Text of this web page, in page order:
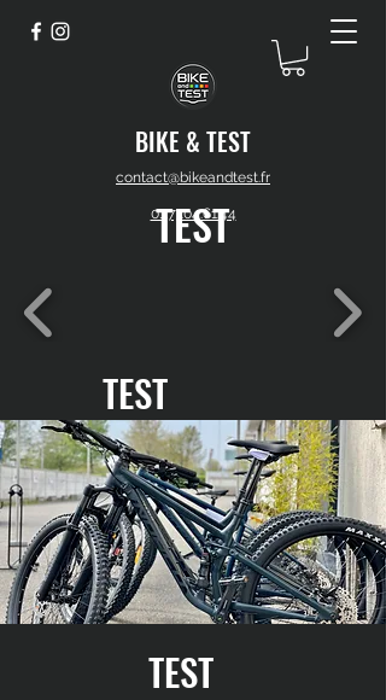
BIKE & TEST
contact@bikeandtest.fr
01.77.04.61.44
TEST
TEST
TEST